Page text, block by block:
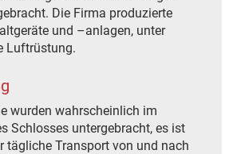
Die Firma produzierte
und –anlagen, unter
Luftrüstung.
wurden wahrscheinlich im
Schlosses untergebracht, es ist
tägliche Transport von und nach